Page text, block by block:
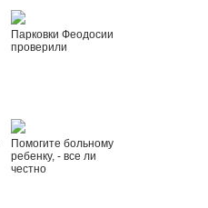
Парковки Феодосии
проверили
Помогите больному
ребенку, - все ли
честно